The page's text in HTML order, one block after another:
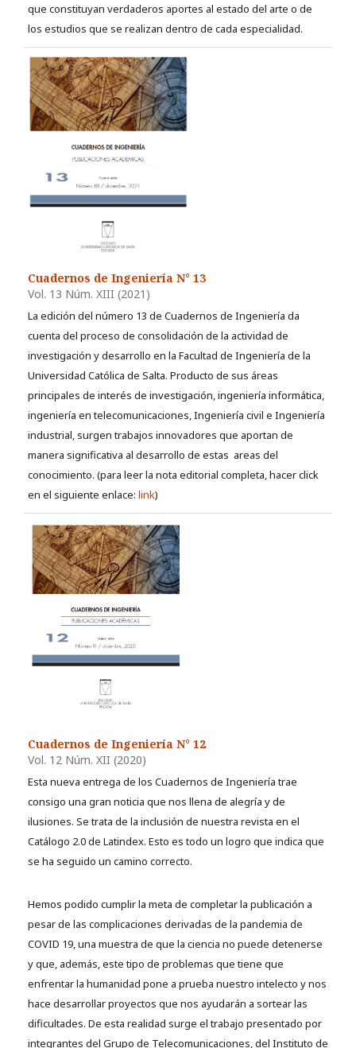
que constituyan verdaderos aportes al estado del arte o de
los estudios que se realizan dentro de cada especialidad.
Cuadernos de Ingeniería N° 13
Vol. 13 Núm. XIII (2021)
La edición del número 13 de Cuadernos de Ingeniería da
cuenta del proceso de consolidación de la actividad de
investigación y desarrollo en la Facultad de Ingeniería de la
Universidad Católica de Salta. Producto de sus áreas
principales de interés de investigación, ingeniería informática,
ingeniería en telecomunicaciones, Ingeniería civil e Ingeniería
industrial, surgen trabajos innovadores que aportan de
manera significativa al desarrollo de estas areas del
conocimiento. (para leer la nota editorial completa, hacer click
en el siguiente enlace: link)
Cuadernos de Ingeniería N° 12
Vol. 12 Núm. XII (2020)
Esta nueva entrega de los Cuadernos de Ingeniería trae
consigo una gran noticia que nos llena de alegría y de
ilusiones. Se trata de la inclusión de nuestra revista en el
Catálogo 2.0 de Latindex. Esto es todo un logro que indica que
se ha seguido un camino correcto.
Hemos podido cumplir la meta de completar la publicación a
pesar de las complicaciones derivadas de la pandemia de
COVID 19, una muestra de que la ciencia no puede detenerse
y que, además, este tipo de problemas que tiene que
enfrentar la humanidad pone a prueba nuestro intelecto y nos
hace desarrollar proyectos que nos ayudarán a sortear las
dificultades. De esta realidad surge el trabajo presentado por
integrantes del Grupo de Telecomunicaciones, del Instituto de